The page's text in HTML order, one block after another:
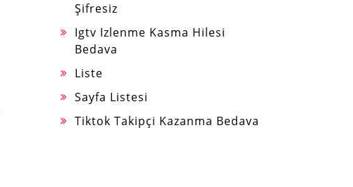
Şifresiz
Igtv Izlenme Kasma Hilesi
Bedava
Liste
Sayfa Listesi
Tiktok Takipçi Kazanma Bedava